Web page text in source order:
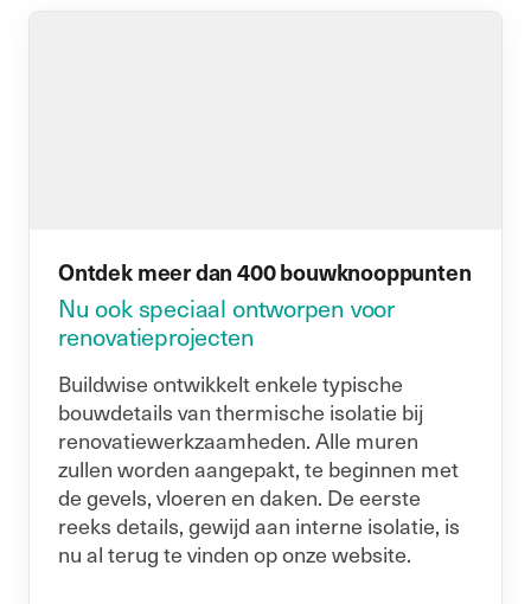
Ontdek meer dan 400 bouwknooppunten
Nu ook speciaal ontworpen voor
renovatieprojecten
Buildwise ontwikkelt enkele typische
bouwdetails van thermische isolatie bij
renovatiewerkzaamheden. Alle muren
zullen worden aangepakt, te beginnen met
de gevels, vloeren en daken. De eerste
reeks details, gewijd aan interne isolatie, is
nu al terug te vinden op onze website.